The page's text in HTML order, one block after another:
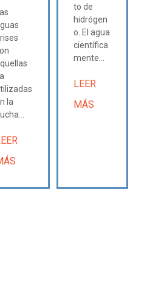
la
to de
hidrógen
o. El agua
científica
mente...
LEER
MÁS